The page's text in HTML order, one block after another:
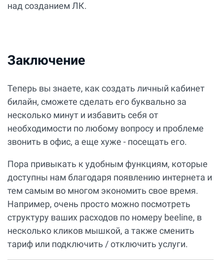
над созданием ЛК.
Заключение
Теперь вы знаете, как создать личный кабинет
билайн, сможете сделать его буквально за
несколько минут и избавить себя от
необходимости по любому вопросу и проблеме
звонить в офис, а еще хуже - посещать его.
Пора привыкать к удобным функциям, которые
доступны нам благодаря появлению интернета и
тем самым во многом экономить свое время.
Например, очень просто можно посмотреть
структуру ваших расходов по номеру beeline, в
несколько кликов мышкой, а также сменить
тариф или подключить / отключить услуги.